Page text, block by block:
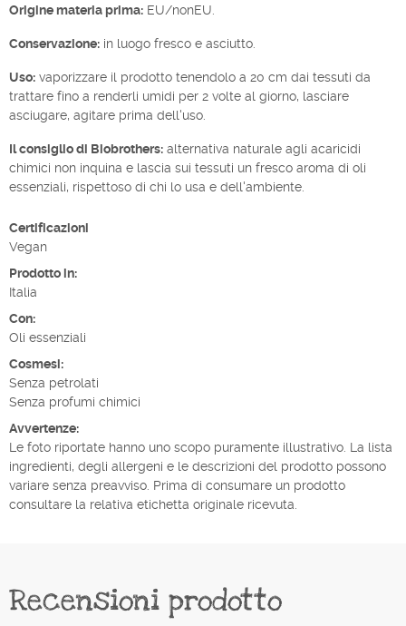
Origine materia prima: EU/nonEU.
Conservazione: in luogo fresco e asciutto.
Uso: vaporizzare il prodotto tenendolo a 20 cm dai tessuti da
trattare fino a renderli umidi per 2 volte al giorno, lasciare
asciugare, agitare prima dell'uso.
Il consiglio di Biobrothers: alternativa naturale agli acaricidi
chimici non inquina e lascia sui tessuti un fresco aroma di oli
essenziali, rispettoso di chi lo usa e dell'ambiente.
Certificazioni
Vegan
Prodotto in:
Italia
Con:
Oli essenziali
Cosmesi:
Senza petrolati
Senza profumi chimici
Avvertenze:
Le foto riportate hanno uno scopo puramente illustrativo. La lista
ingredienti, degli allergeni e le descrizioni del prodotto possono
variare senza preavviso. Prima di consumare un prodotto
consultare la relativa etichetta originale ricevuta.
Recensioni prodotto